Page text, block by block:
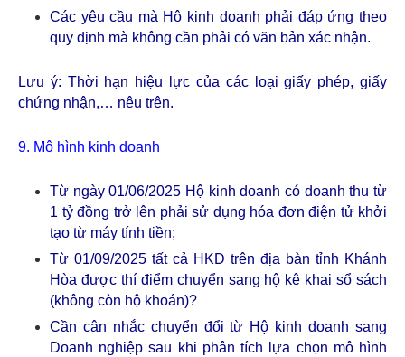
Các yêu cầu mà Hộ kinh doanh phải đáp ứng theo
quy định mà không cần phải có văn bản xác nhận.
Lưu ý: Thời hạn hiệu lực của các loại giấy phép, giấy
chứng nhận,… nêu trên.
9. Mô hình kinh doanh
Từ ngày 01/06/2025 Hộ kinh doanh có doanh thu từ
1 tỷ đồng trở lên phải sử dụng hóa đơn điện tử khởi
tạo từ máy tính tiền;
Từ 01/09/2025 tất cả HKD trên địa bàn tỉnh Khánh
Hòa được thí điểm chuyển sang hộ kê khai sổ sách
(không còn hộ khoán)?
Cần cân nhắc chuyển đổi từ Hộ kinh doanh sang
Doanh nghiệp sau khi phân tích lựa chọn mô hình